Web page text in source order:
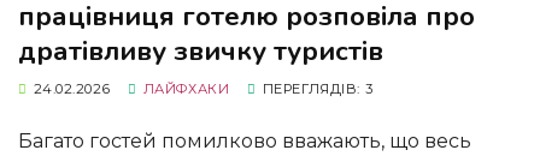
працівниця готелю розповіла про
дратівливу звичку туристів
24.02.2026 ЛАЙФХАКИ ПЕРЕГЛЯДІВ: 3
Багато гостей помилково вважають, що весь